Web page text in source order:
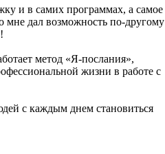
и в самих программах, а самое
дал возможность по-другому
метод «Я-послания»,
жизни в работе с
с каждым днем становиться